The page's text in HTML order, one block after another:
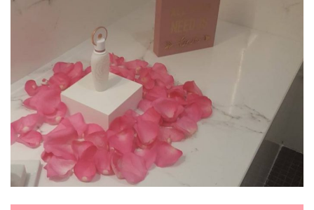
PAYS BAS
RÉPUBLIQUE TCHÈQUE
OCÉANIE
AUSTRALIE
ARTICLES PRATIQUES
YOGA
MON PROGRAMME DE YOGA EN LIGNE
AUTRES CATÉGORIES
MODE